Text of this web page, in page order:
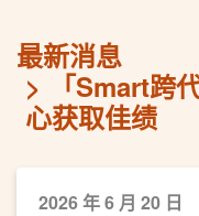
最新消息
「Smart跨
心获取佳绩
2026 年 6 月 20 日